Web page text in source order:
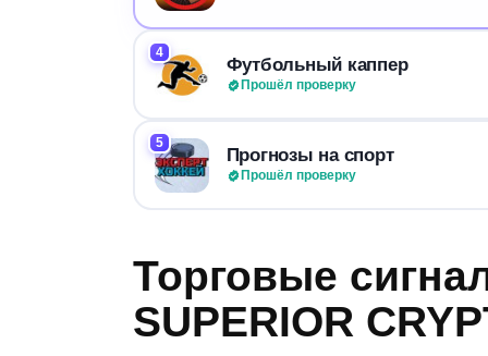
4
Футбольный каппер
Прошёл проверку
5
Прогнозы на спорт
Прошёл проверку
Торговые
SUPERIOR